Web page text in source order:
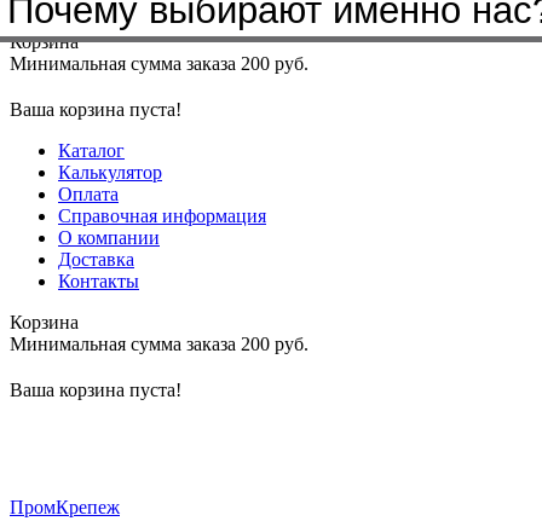
Меню+7(4912)50-37-50sbit@krep62.ru
Корзина
Минимальная сумма заказа 200 руб.
Ваша корзина пуста!
Каталог
Калькулятор
Оплата
Справочная информация
О компании
Доставка
Контакты
Корзина
Минимальная сумма заказа 200 руб.
Ваша корзина пуста!
ПромКрепеж
Почему выбирают именно